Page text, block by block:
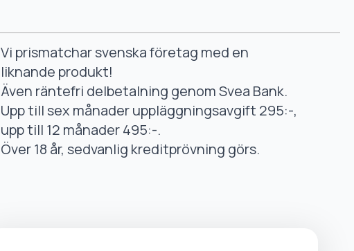
Vi prismatchar svenska företag med en
liknande produkt!
Även räntefri delbetalning genom Svea Bank.
Upp till sex månader uppläggningsavgift 295:-,
upp till 12 månader 495:-.
Över 18 år, sedvanlig kreditprövning görs.